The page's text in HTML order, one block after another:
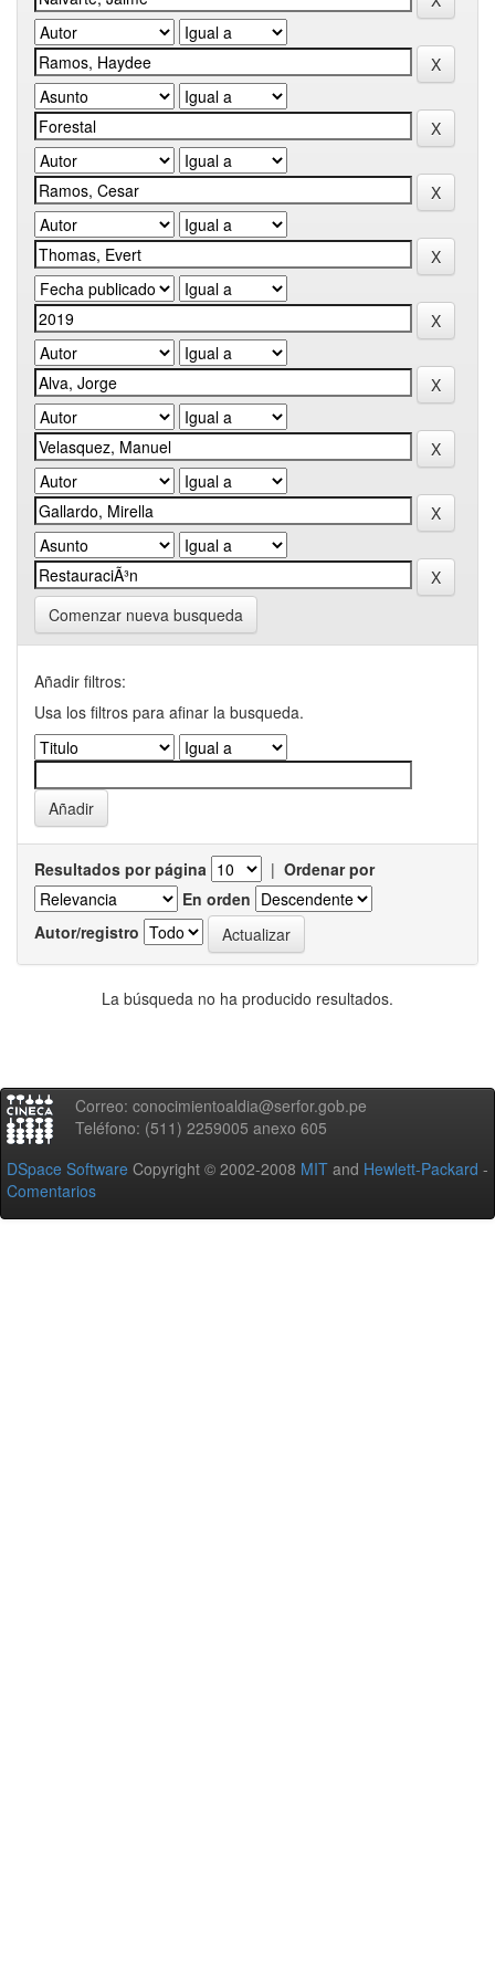
Comenzar nueva busqueda
Añadir filtros:
Usa los filtros para afinar la busqueda.
Resultados por página | Ordenar por
En orden
Autor/registro
La búsqueda no ha producido resultados.
Correo: conocimientoaldia@serfor.gob.pe
Teléfono: (511) 2259005 anexo 605
DSpace Software Copyright © 2002-2008 MIT and Hewlett-Packard -
Comentarios